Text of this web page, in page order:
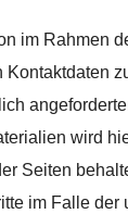
im Rahmen
Kontaktdaten
wird
Seiten
im Falle der